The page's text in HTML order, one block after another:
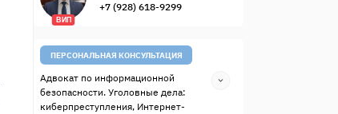
ВИП
+7 (928) 618-9299
ПЕРСОНАЛЬНАЯ КОНСУЛЬТАЦИЯ
Адвокат по информационной
безопасности. Уголовные дела:
киберпреступления, Интернет-